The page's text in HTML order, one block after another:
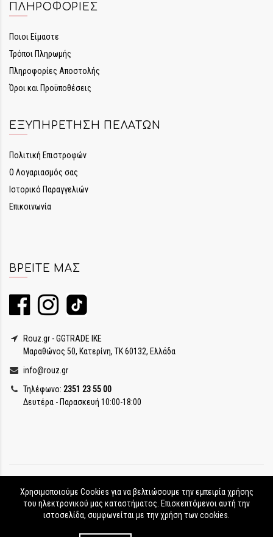
ΠΛΗΡΟΦΟΡΊΕΣ
Ποιοι Είμαστε
Τρόποι Πληρωμής
Πληροφορίες Αποστολής
Όροι και Προϋποθέσεις
ΕΞΥΠΗΡΈΤΗΣΗ ΠΕΛΑΤΏΝ
Πολιτική Επιστροφών
Ο Λογαριασμός σας
Ιστορικό Παραγγελιών
Επικοινωνία
ΒΡΕΊΤΕ ΜΑΣ
Rouz.gr - GGTRADE IKE
Μαραθώνος 50, Κατερίνη, ΤΚ 60132, Ελλάδα
info@rouz.gr
Τηλέφωνο: 2351 23 55 00
Δευτέρα - Παρασκευή 10:00-18:00
Χρησιμοποιούμε Cookies για να βελτιώσουμε την εμπειρία χρήσης
του ηλεκτρονικού μας καταστήματος. Επισκεπτόμενοι αυτή την
ιστοσελίδα, συμφωνείται με την χρήση των cookies.